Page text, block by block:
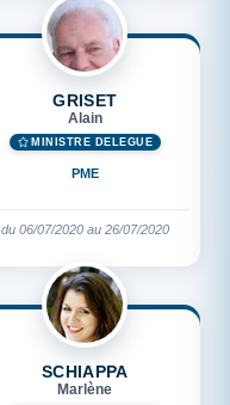
GRISET
Alain
MINISTRE DÉLÉGUÉ
PME
du 06/07/2020 au 26/07/2020
SCHIAPPA
Marlène